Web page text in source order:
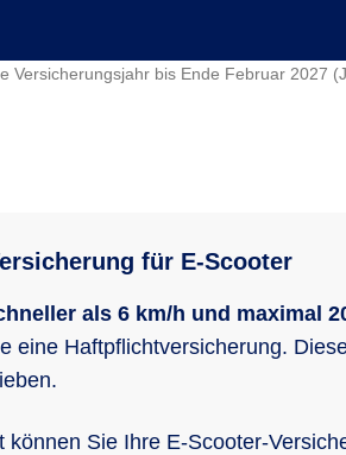
bis Ende Februar 2027
für E-Scooter
als 6 km/h und maximal
eine Haftpflichtversicherung.
können Sie Ihre E-Scooter-